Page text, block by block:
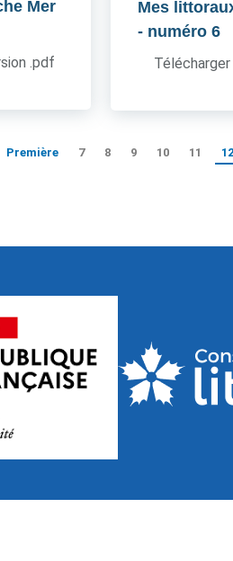
Mer
.pdf
Mes
- numéro 6
Première 7 8 9 10 11 12